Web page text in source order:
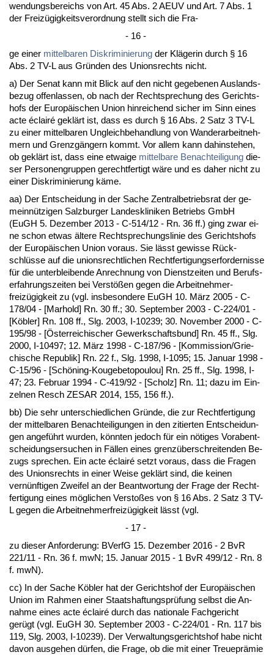
wen­dungs­be­reichs von Art. 45 Abs. 2 AEUV und Art. 7 Abs. 1
der Freizügig­keits­ver­ord­nung stellt sich die Fra-
- 16 -
ge ei­ner mit­tel­ba­ren Dis­kri­mi­nie­rung der Kläge­rin durch § 16
Abs. 2 TV-L aus Gründen des Uni­ons­rechts nicht.
a) Der Se­nat kann mit Blick auf den nicht ge­ge­be­nen Aus­lands­
be­zug of­fen­las­sen, ob nach der Recht­spre­chung des Ge­richts­
hofs der Eu­ropäischen Uni­on hin­rei­chend si­cher im Sinn ei­nes
ac­te éclairé geklärt ist, dass es durch § 16 Abs. 2 Satz 3 TV-L
zu ei­ner mit­tel­ba­ren Un­gleich­be­hand­lung von Wan­der­ar­beit­neh­
mern und Grenzgängern kommt. Vor al­lem kann da­hin­ste­hen,
ob geklärt ist, dass ei­ne et­wai­ge mit­tel­ba­re Be­nach­tei­li­gung die­
ser Per­so­nen­grup­pen ge­recht­fer­tigt wäre und es da­her nicht zu
ei­ner Dis­kri­mi­nie­rung käme.
aa) Der Ent­schei­dung in der Sa­che Zen­tral­be­triebs­rat der ge­
meinnützi­gen Salz­bur­ger Lan­des­kli­ni­ken Be­triebs GmbH
(EuGH 5. De­zem­ber 2013 - C-514/12 - Rn. 36 ff.) ging zwar ei­
ne schon et­was älte­re Recht­spre­chungs­li­nie des Ge­richts­hofs
der Eu­ropäischen Uni­on vor­aus. Sie lässt ge­wis­se Rück­
schlüsse auf die uni­ons­recht­li­chen Recht­fer­ti­gungs­er­for­der­nis­se
für die un­ter­blei­ben­de An­rech­nung von Dienst­zei­ten und Be­rufs­
er­fah­rungs­zei­ten bei Verstößen ge­gen die Ar­beit­neh­mer­
freizügig­keit zu (vgl. ins­be­son­de­re EuGH 10. März 2005 - C-
178/04 - [Mar­hold] Rn. 30 ff.; 30. Sep­tem­ber 2003 - C-224/01 -
[Köbler] Rn. 108 ff., Slg. 2003, I-10239; 30. No­vem­ber 2000 - C-
195/98 - [Öster­rei­chi­scher Ge­werk­schafts­bund] Rn. 45 ff., Slg.
2000, I-10497; 12. März 1998 - C-187/96 - [Kom­mis­si­on/Grie­
chi­sche Re­pu­blik] Rn. 22 f., Slg. 1998, I-1095; 15. Ja­nu­ar 1998 -
C-15/96 - [Schöning-Kouge­be­to­pou­lou] Rn. 25 ff., Slg. 1998, I-
47; 23. Fe­bru­ar 1994 - C-419/92 - [Scholz] Rn. 11; da­zu im Ein­
zel­nen Resch ZESAR 2014, 155, 156 ff.).
bb) Die sehr un­ter­schied­li­chen Gründe, die zur Recht­fer­ti­gung
der mit­tel­ba­ren Be­nach­tei­li­gun­gen in den zi­tier­ten Ent­schei­dun­
gen an­geführt wur­den, könn­ten je­doch für ein nöti­ges Vor­ab­ent­
schei­dungs­er­su­chen in Fällen ei­nes grenzüber­schrei­ten­den Be­
zugs spre­chen. Ein ac­te éclairé setzt vor­aus, dass die Fra­gen
des Uni­ons­rechts in ei­ner Wei­se geklärt sind, die kei­nen
vernünf­ti­gen Zwei­fel an der Be­ant­wor­tung der Fra­ge der Recht­
fer­ti­gung ei­nes mögli­chen Ver­s­toßes von § 16 Abs. 2 Satz 3 TV-
L ge­gen die Ar­beit­neh­mer­freizügig­keit lässt (vgl.
- 17 -
zu die­ser An­for­de­rung: BVerfG 15. De­zem­ber 2016 - 2 BvR
221/11 - Rn. 36 f. mwN; 15. Ja­nu­ar 2015 - 1 BvR 499/12 - Rn. 8
f. mwN).
cc) In der Sa­che Köbler hat der Ge­richts­hof der Eu­ropäischen
Uni­on im Rah­men ei­ner Staats­haf­tungs­prüfung selbst die An­
nah­me ei­nes ac­te éclairé durch das na­tio­na­le Fach­ge­richt
gerügt (vgl. EuGH 30. Sep­tem­ber 2003 - C-224/01 - Rn. 117 bis
119, Slg. 2003, I-10239). Der Ver­wal­tungs­ge­richts­hof ha­be nicht
da­von aus­ge­hen dürfen, die Fra­ge, ob die mit ei­ner Treue­prämie